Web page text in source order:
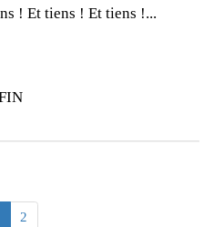
! Et tiens ! Et tiens !...
2